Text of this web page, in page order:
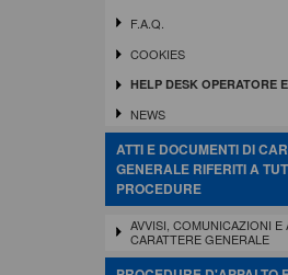
F.A.Q.
COOKIES
HELP DESK OPERATORE
NEWS
ATTI E DOCUMENTI DI
GENERALE RIFERITI A
PROCEDURE
AVVISI, COMUNICAZIONI E
CARATTERE GENERALE